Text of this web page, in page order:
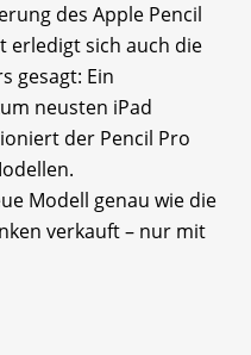
des Apple Pencil
erledigt sich auch die
gesagt: Ein
neusten iPad
der Pencil Pro
Modell genau wie die
verkauft – nur mit